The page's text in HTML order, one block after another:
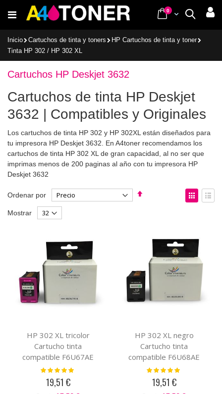
al
Buscar
Cart
0items
Inicio Cartuchos de tinta y toners
HP Cartuchos de tinta y toner
Tinta HP 302 / HP 302 XL
Cartuchos HP Deskjet 3632
Cartuchos de tinta HP Deskjet
3632 | Compatibles y Originales
Los cartuchos de tinta HP 302 y HP 302XL están diseñados para
tu impresora HP Deskjet 3632. En A4toner recomendamos los
cartuchos de tinta HP 302 XL de gran capacidad, al no ser que
imprimas menos de 200 paginas al año con tu impresora HP
Deskjet 3632
Ordenar por
Fijar
Ver
como
Mostrar
HP 302 XL tricolor
Cartucho tinta
compatible F6U67AE
Valoración:
19,51 €
HP 302 XL negro
Cartucho tinta
compatible F6U68AE
Valoración:
19,51 €